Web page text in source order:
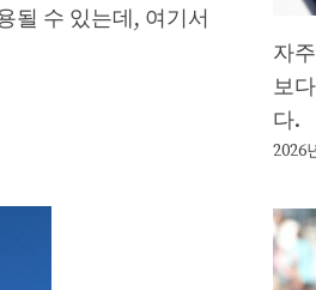
될 수 있는데, 여기서
자
보
다.
2026